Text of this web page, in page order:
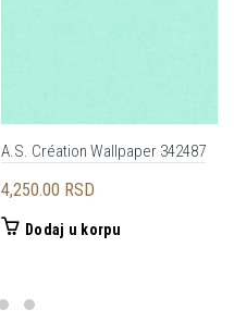
A.S. Création Wallpaper 342487
4,250.00 RSD
Dodaj u korpu